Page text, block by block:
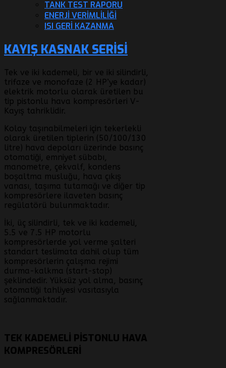
TANK TEST RAPORU
ENERJI VERIMLILIĞI
ISI GERI KAZANMA
KAYIŞ KASNAK SERISI
Tek ve iki kademeli, bir ve iki silindirli,
trifaze ve monofaze (2 HP’ye kadar)
elektrik motorlu olarak üretilen bu
tip pistonlu hava kompresörleri V-
Kayış tahriklidir.
Kolay taşınabilmeleri için tekerlekli
olarak üretilen tiplerin (50/100/130
litre) hava depoları üzerinde basınç
otomatiği, emniyet sübabı,
manometre, çekvalf, kondens
boşaltma musluğu, hava çıkış
vanası, taşıma tutamağı ve diğer tip
kompresörlere ilaveten basınç
regülatörü bulunmaktadır.
İki, üç silindirli, tek ve iki kademeli,
5.5 ve 7.5 HP motorlu
kompresörlerde yol verme şalteri
standart teslimata dahil olup tüm
kompresörlerin çalışma rejimi
durma-kalkma (start-stop)
şeklindedir. Yüksüz yol alma, basınç
otomatiği tahliyesi vasıtasıyla
sağlanmaktadır.
TEK KADEMELI PISTONLU HAVA
KOMPRESÖRLERI